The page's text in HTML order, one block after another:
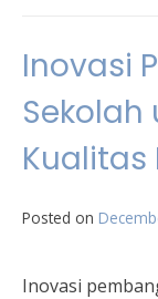
Inovasi
Kualitas
Posted on
Inovasi